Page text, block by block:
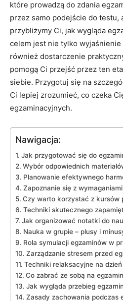
które prowadzą do zdania
przez samo podejście do
przybliżymy Ci, jak wygląda
celem jest nie tylko
również dostarczenie
pomogą Ci przejść przez ten
siebie. Przygotuj się na
Ci lepiej zrozumieć, co czeka
egzaminacyjnych.
Nawigacja:
Jak przygotować się do
Wybór odpowiednich
Planowanie efektywnego
Zapoznanie się z
Czy warto korzystać z kursów
Techniki skutecznego
Jak organizować notatki do
Nauka w grupie – plusy i
Rola symulacji egzaminów w
Zarządzanie stresem przed
Techniki relaksacyjne na
Co zabrać ze sobą na egzamin
Jak wygląda przebieg
Zasady zachowania podczas